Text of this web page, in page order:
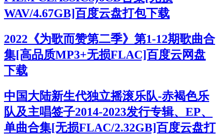
WAV/4.67GB]百度云盘打包下载
2022《为歌而赞第二季》第1-12期歌曲合
集[高品质MP3+无损FLAC]百度云网盘
下载
中国大陆新生代独立摇滚乐队-赤褐色乐
队及主唱签子2014-2023发行专辑、EP、
单曲合集[无损FLAC/2.32GB]百度云盘打